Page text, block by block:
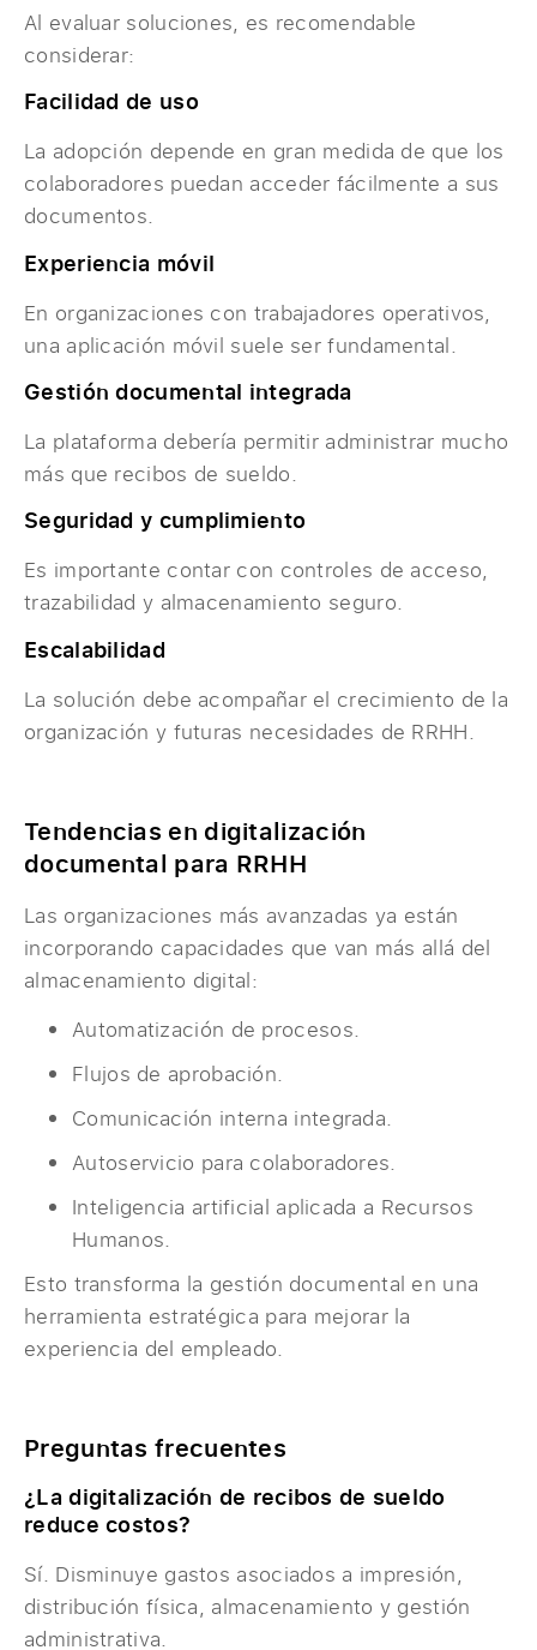
Al evaluar soluciones, es recomendable
considerar:
Facilidad de uso
La adopción depende en gran medida de que los
colaboradores puedan acceder fácilmente a sus
documentos.
Experiencia móvil
En organizaciones con trabajadores operativos,
una aplicación móvil suele ser fundamental.
Gestión documental integrada
La plataforma debería permitir administrar mucho
más que recibos de sueldo.
Seguridad y cumplimiento
Es importante contar con controles de acceso,
trazabilidad y almacenamiento seguro.
Escalabilidad
La solución debe acompañar el crecimiento de la
organización y futuras necesidades de RRHH.
Tendencias en digitalización
documental para RRHH
Las organizaciones más avanzadas ya están
incorporando capacidades que van más allá del
almacenamiento digital:
Automatización de procesos.
Flujos de aprobación.
Comunicación interna integrada.
Autoservicio para colaboradores.
Inteligencia artificial aplicada a Recursos
Humanos.
Esto transforma la gestión documental en una
herramienta estratégica para mejorar la
experiencia del empleado.
Preguntas frecuentes
¿La digitalización de recibos de sueldo
reduce costos?
Sí. Disminuye gastos asociados a impresión,
distribución física, almacenamiento y gestión
administrativa.